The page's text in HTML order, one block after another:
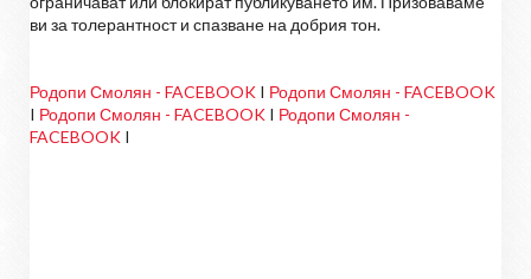
ви за толерантност и спазване на добрия тон.
Родопи Смолян - FACEBOOK I Родопи Смолян - FACEBOOK
I Родопи Смолян - FACEBOOK I Родопи Смолян -
FACEBOOK I